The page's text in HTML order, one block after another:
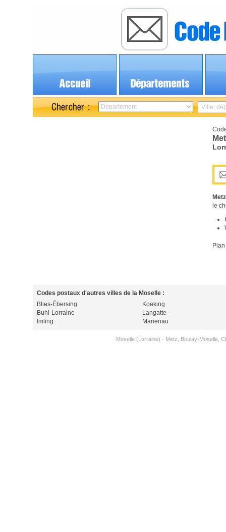
Metz
le
Codes postaux d'autres villes de la Moselle :
Blies-Ébersing
Buhl-Lorraine
Imling
Koeking
Langatte
Marienau
Moselle (Lorraine) - Metz Boulay-Moselle,